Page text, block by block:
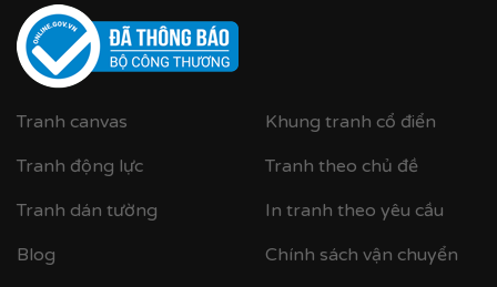
Tranh canvas
Tranh động lực
Tranh dán tường
Blog
Khung tranh cổ điển
Tranh theo chủ đề
In tranh theo yêu cầu
Chính sách vận chuyển